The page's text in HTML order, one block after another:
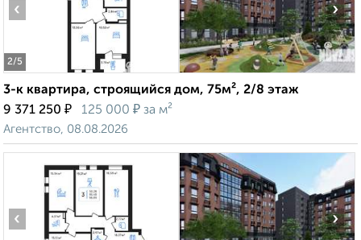
2/5
‹ ›
3-к квартира, строящийся дом, 75м², 2/8 этаж
9 371 250 ₽ 125 000 ₽ за м²
Агентство, 08.08.2026
‹ ›